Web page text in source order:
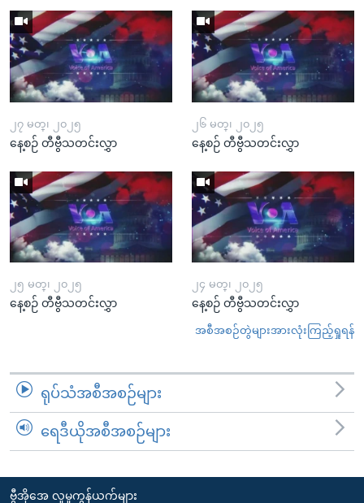
၂၇ မတ္၊ ၂၀၂၅
နေ့စဉ် တီဗွီသတင်းလွှာ
၂၆ မတ္၊ ၂၀၂၅
နေ့စဉ် တီဗွီသတင်းလွှာ
၂၅ မတ္၊ ၂၀၂၅
နေ့စဉ် တီဗွီသတင်းလွှာ
၂၄ မတ္၊ ၂၀၂၅
နေ့စဉ် တီဗွီသတင်းလွှာ
အစီအစဉ်တွဲများအားလုံးကြည့်ရှုရန်
ရုပ်သံအစီအစဉ်များ
ရေဒီယိုအစီအစဉ်များ
ဗွီအိုအေ လူမှုကွန်ယက်များ